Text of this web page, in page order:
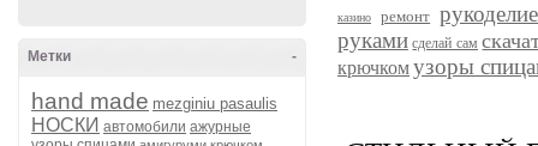
-
Метки
hand made mezginiu pasaulis
НОСКИ автомобили ажурные
казино ремонт рукоделие
руками сделай сам
крючкомузоры